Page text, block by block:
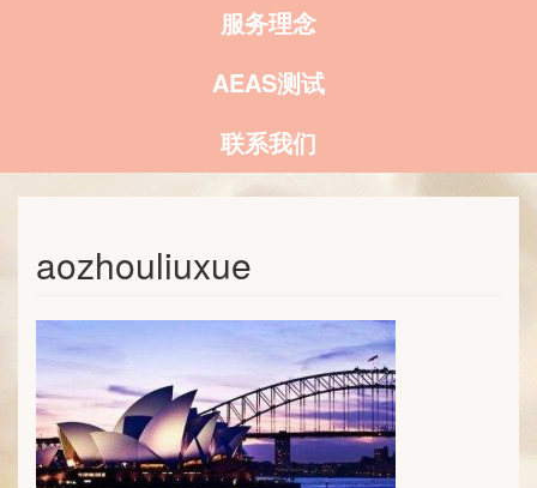
服务理念
AEAS测试
联系我们
aozhouliuxue